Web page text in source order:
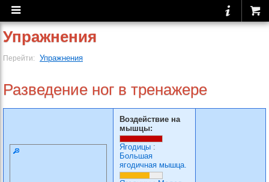
Упражнения
Перейти: Упражнения
Разведение ног в тренажере
Воздействие на
мышцы:
Ягодицы :
Большая
ягодичная мышца.